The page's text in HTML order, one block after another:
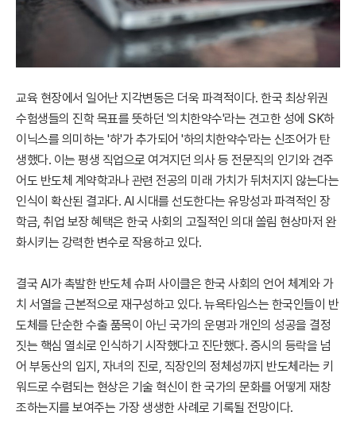
교육 현장에서 일어난 지각변동은 더욱 파격적이다. 한국 최상위권
수험생들의 진학 목표를 뜻하던 '의치한약수'라는 견고한 성에 SK하
이닉스를 의미하는 '하'가 추가되어 '하의치한약수'라는 신조어가 탄
생했다. 이는 평생 직업으로 여겨지던 의사 등 전문직의 인기와 견주
어도 반도체 계약학과나 관련 전공의 미래 가치가 뒤처지지 않는다는
인식이 확산된 결과다. AI 시대를 선도한다는 유망성과 파격적인 장
학금, 취업 보장 혜택은 한국 사회의 고질적인 의대 쏠림 현상마저 완
화시키는 강력한 변수로 작용하고 있다.
결국 AI가 촉발한 반도체 슈퍼 사이클은 한국 사회의 언어 체계와 가
치 서열을 근본적으로 재구성하고 있다. 뉴욕타임스는 한국인들이 반
도체를 단순한 수출 품목이 아닌 국가의 운명과 개인의 성공을 결정
짓는 핵심 열쇠로 인식하기 시작했다고 진단했다. 증시의 등락을 넘
어 부동산의 입지, 자녀의 진로, 직장인의 정체성까지 반도체라는 키
워드로 수렴되는 현상은 기술 혁신이 한 국가의 문화를 어떻게 재창
조하는지를 보여주는 가장 생생한 사례로 기록될 전망이다.